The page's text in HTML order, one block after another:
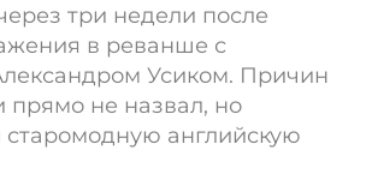
три недели после
в реванше с
Усиком. Причин
прямо не назвал, но
старомодную английскую